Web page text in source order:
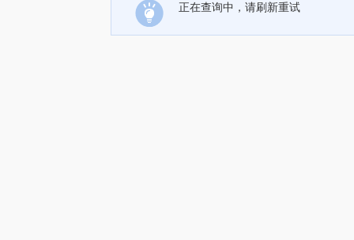
正在查询中，请刷新重试